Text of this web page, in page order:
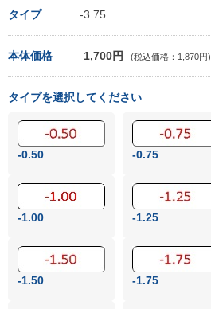
タイプ -3.75
本体価格 1,700円 (税込価格：1,870円)
タイプを選択してください
-0.50 -0.75
-1.00 -1.25
-1.50 -1.75